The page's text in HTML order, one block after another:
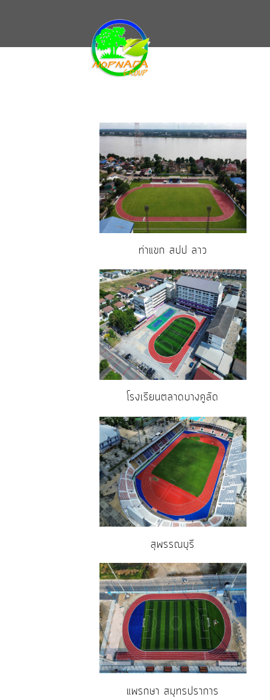
ท่าแขก สปป ลาว
โรงเรียนตลาดบางคูลัด
สุพรรณบุรี
แพรกษา สมุทรปราการ